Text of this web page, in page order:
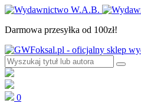
Darmowa przesyłka od 100zł!
0